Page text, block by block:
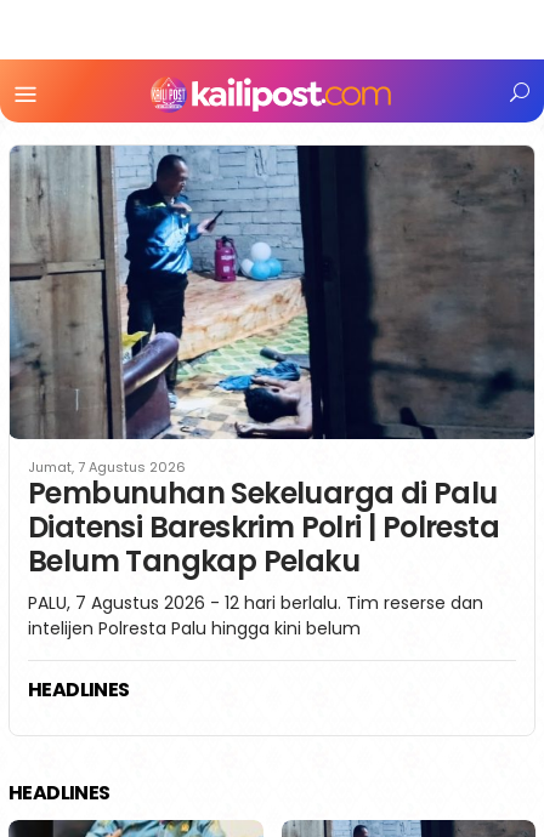
Mobile
Jumat, 7 Agustus 2026
Pembunuhan Sekeluarga di Palu
Diatensi Bareskrim Polri | Polresta
Belum Tangkap Pelaku
PALU, 7 Agustus 2026 - 12 hari berlalu. Tim reserse dan
intelijen Polresta Palu hingga kini belum
HEADLINES
HEADLINES